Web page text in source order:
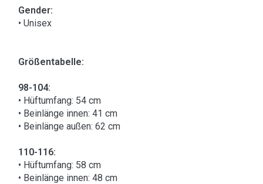
Gender:
• Unisex
Größentabelle:
98-104:
• Hüftumfang: 54 cm
• Beinlänge innen: 41 cm
• Beinlänge außen: 62 cm
110-116:
• Hüftumfang: 58 cm
• Beinlänge innen: 48 cm